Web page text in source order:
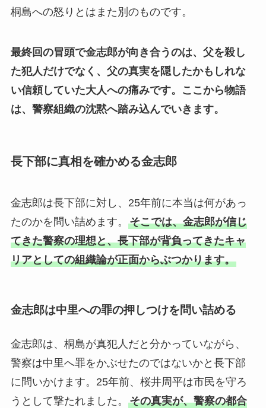
桐島への怒りとはまた別のものです。
最終回の冒頭で金志郎が向き合うのは、父を殺し
た犯人だけでなく、父の真実を隠したかもしれな
い信頼していた大人への痛みです。
ここから物語
は、警察組織の沈黙へ踏み込んでいきます。
長下部に真相を確かめる金志郎
金志郎は長下部に対し、25年前に本当は何があっ
たのかを問い詰めます。 そこでは、金志郎が信じ
てきた警察の理想と、長下部が背負ってきたキャ
リアとしての組織論が正面からぶつかります。
金志郎は中里への罪の押しつけを問い詰める
金志郎は、桐島が真犯人だと分かっていながら、
警察は中里へ罪をかぶせたのではないかと長下部
に問いかけます。25年前、桜井周平は市民を守ろ
うとして撃たれました。 その真実が、警察の都合